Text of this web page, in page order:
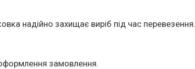
надійно захищає виріб під час перевезення.
замовлення.